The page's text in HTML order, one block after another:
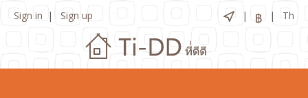
฿
Sign in Sign up Th